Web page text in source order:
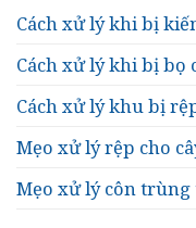
Cách xử lý khi bị
Cách xử lý khi bị bọ
Cách xử lý khu bị
Mẹo xử lý rệp cho
Mẹo xử lý côn